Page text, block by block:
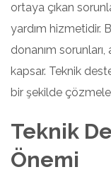
ortaya çıkan
yardım hizmetidir.
donanım
kapsar. Teknik
bir şekilde
Teknik
Önemi